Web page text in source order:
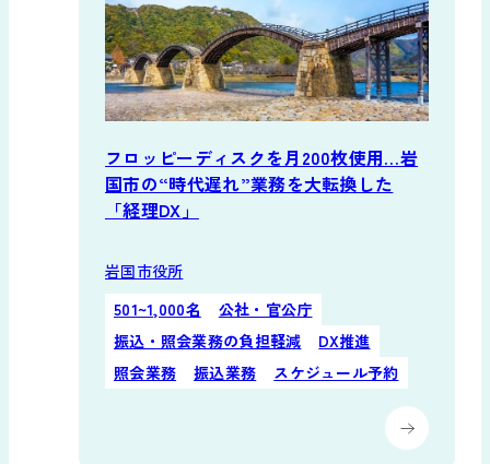
フロッピーディスクを月200枚使用…岩
国市の“時代遅れ”業務を大転換した
「経理DX」
岩国市役所
501~1,000名
公社・官公庁
振込・照会業務の負担軽減
DX推進
照会業務
振込業務 スケジュール予約